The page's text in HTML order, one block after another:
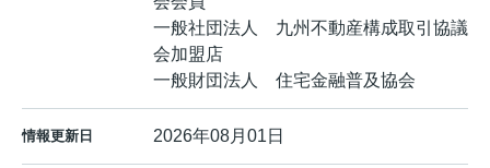
一般社団法人 九州不動産構成取引協議
会加盟店
一般財団法人 住宅金融普及協会
情報更新日 2026年08月01日